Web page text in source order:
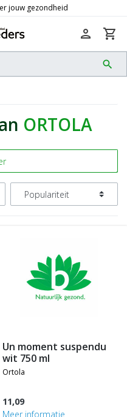
jouw gezondheid
search
person shopping_cart
ORTOLA
un moment suspendu
wit 750 ml
ortola
11,09
Meer informatie